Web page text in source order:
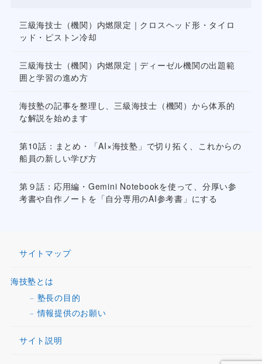
三級海技士（機関）内燃限定｜クロスヘッド形・タイロ
ッド・ピストン冷却
三級海技士（機関）内燃限定｜ディーゼル機関の出題範
囲と学習の進め方
海技塾の記事を整理し、三級海技士（機関）から体系的
な解説を始めます
第10話：まとめ・「AI×海技塾」で切り拓く、これからの
船員の新しい学び方
第９話：応用編・Gemini Notebookを使って、分厚い参
考書や自作ノートを「自分専用のAI参考書」にする
サイトマップ
海技塾とは
塾長の目的
情報提供のお願い
サイト説明